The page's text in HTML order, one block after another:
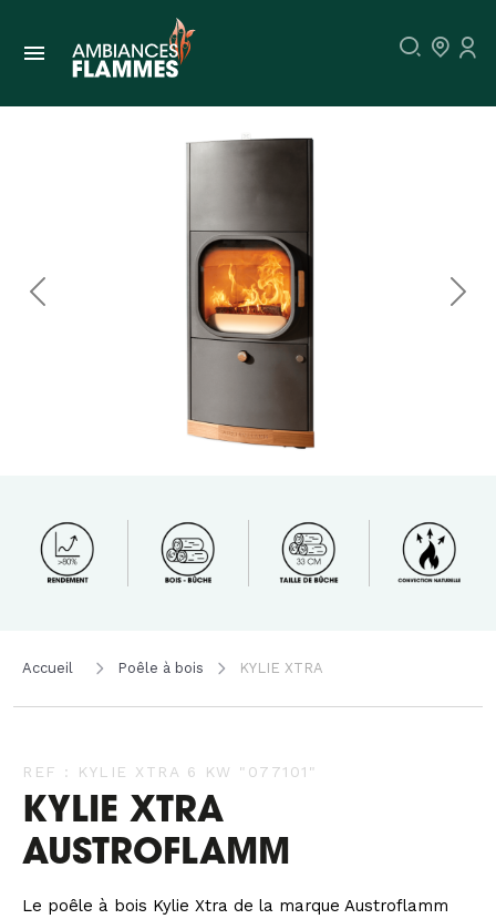
Accueil Poêle à bois KYLIE XTRA
REF : KYLIE XTRA 6 KW "077101"
KYLIE XTRA
AUSTROFLAMM
Le poêle à bois Kylie Xtra de la marque Austroflamm